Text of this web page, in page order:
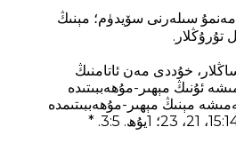
مەنمۇ سىلەرنى سۆيدۈم؛ مېنىڭ
تۇرۇڭلار.
خۇددى مەن ئاتامنىڭ
ئۇنىڭ مېھىر-مۇھەببىتىدە
مېنىڭ مېھىر-مۇھەببىتىمدە